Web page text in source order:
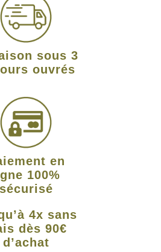
sous 3
ouvrés
en
100%
sécurisé
4x sans
dès 90€
d’achat